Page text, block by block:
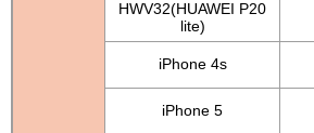
HWV32(HUAWEI P20
lite)
iPhone 4s
iPhone 5